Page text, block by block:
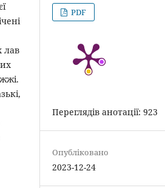
лав
PDF
Переглядів анотації: 923
Опубліковано
2023-12-24